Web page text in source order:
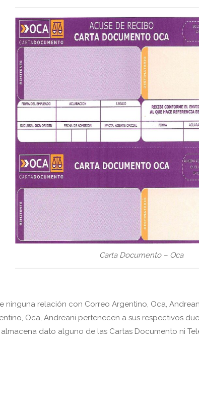
Carta Documento – Oca
ninguna relación con Correo Argentino, Oca,
Oca, Andreani pertenecen a sus respectivos
dato alguno de las Cartas Documento ni